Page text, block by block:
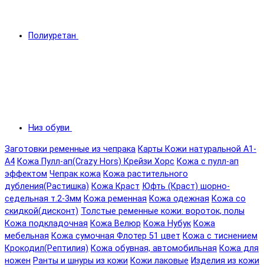
Полиуретан
Низ обуви
Заготовки ременные из чепрака Карты Кожи натуральной А1-
А4 Кожа Пулл-ап(Crazy Hors) Крейзи Хорс Кожа с пулл-ап
эффектом Чепрак кожа Кожа растительного
дубления(Растишка) Кожа Краст Юфть (Краст) шорно-
седельная т.2-3мм Кожа ременная Кожа одежная Кожа со
скидкой(дисконт) Толстые ременные кожи: вороток, полы
Кожа подкладочная Кожа Велюр Кожа Нубук Кожа
мебельная Кожа сумочная Флотер 51 цвет Кожа с тиснением
Крокодил(Рептилия) Кожа обувная, автомобильная Кожа для
ножен Ранты и шнуры из кожи Кожи лаковые Изделия из кожи